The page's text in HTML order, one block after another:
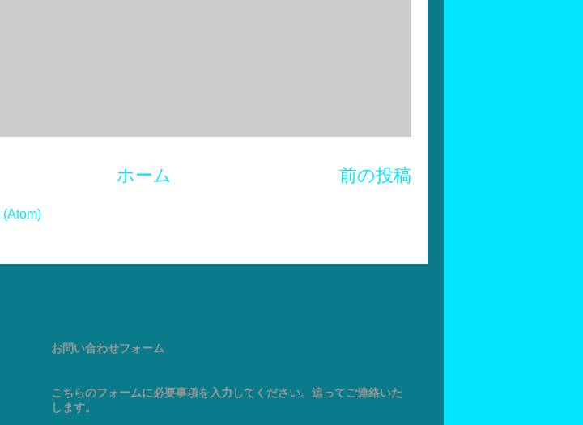
前の投稿
ホーム
(Atom)
お問い合わせフォーム
こちらのフォームに必要事項を入力してください。追ってご連絡いた
します。